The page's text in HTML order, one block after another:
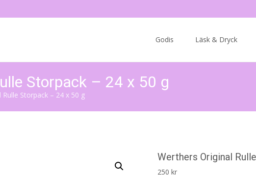
Godis Läsk & Dryck
Storpack – 24 x 50 g
Storpack – 24 x 50 g
Werthers Original
250 kr